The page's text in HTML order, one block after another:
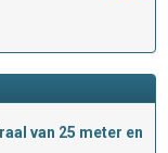
van 25 meter en